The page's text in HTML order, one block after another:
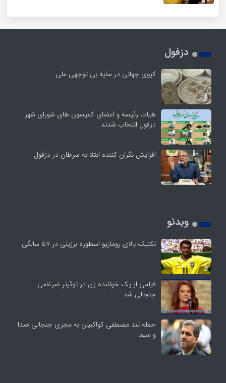
دزفول
کپوی جهانی در سایه بی توجهی ملی
هیات رئیسه و اعضای کمیسون های شورای شهر
دزفول انتخاب شدند
افزایش نگران کننده ابتلا به سرطان در دزفول
ویدئو
تکنیک بالای روماریو اسطوره برزیلی در ۵۷ سالگی
فیلمی از یک خواننده زن در توئیتر ضرغامی
جنجالی شد
حمله تند مصطفی کواکبیان به مجری جنجالی صدا
و سیما